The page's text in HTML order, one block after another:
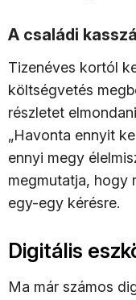
A családi
Tizenéves kortól
költségvetés
részletet
„Havonta ennyit
ennyi megy
megmutatja, hogy
egy-egy kérésre.
Digitális
Ma már számos